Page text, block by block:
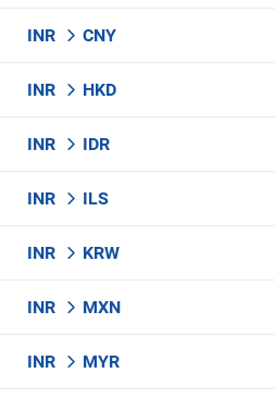
INR CNY
INR HKD
INR IDR
INR ILS
INR KRW
INR MXN
INR MYR